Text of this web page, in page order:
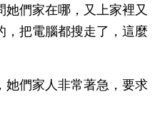
她們家在哪，又上家裡又
，把電腦都搜走了，這麼
她們家人非常著急，要求